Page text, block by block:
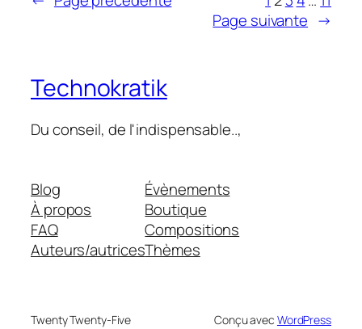
Page suivante →
Technokratik
Du conseil, de l'indispensable..,
Blog
À propos
FAQ
Auteurs/autrices
Évènements
Boutique
Compositions
Thèmes
Twenty Twenty-Five Conçu avec WordPress